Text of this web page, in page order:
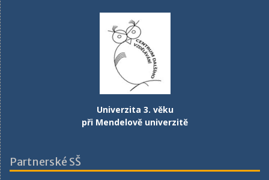
Univerzita 3. věku
při Mendelově univerzitě
Partnerské SŠ